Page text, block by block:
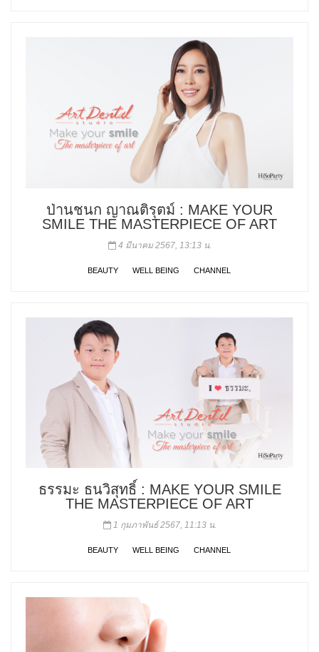
ป่านชนก ญาณติรุตม์ : MAKE YOUR
SMILE THE MASTERPIECE OF ART
4 มีนาคม 2567, 13:13 น.
BEAUTY WELL BEING CHANNEL
ธรรมะ ธนวิสุทธิ์ : MAKE YOUR SMILE
THE MASTERPIECE OF ART
1 กุมภาพันธ์ 2567, 11:13 น.
BEAUTY WELL BEING CHANNEL